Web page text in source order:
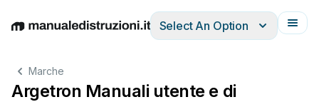
EnglishDeutschEspañolItalianoFrançais
Select An Option
Marche
Argetron Manuali utente e di